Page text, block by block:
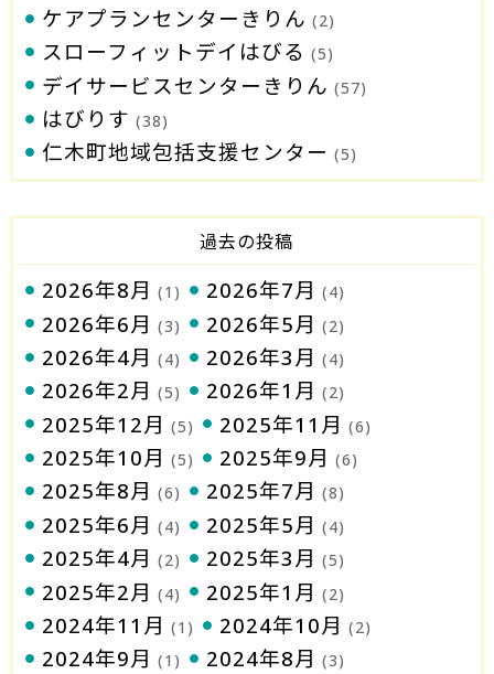
ケアプランセンターきりん (2)
スローフィットデイはびる (5)
デイサービスセンターきりん (57)
はびりす (38)
仁木町地域包括支援センター (5)
過去の投稿
2026年8月 (1) 2026年7月 (4)
2026年6月 (3) 2026年5月 (2)
2026年4月 (4) 2026年3月 (4)
2026年2月 (5) 2026年1月 (2)
2025年12月 (5) 2025年11月 (6)
2025年10月 (5) 2025年9月 (6)
2025年8月 (6) 2025年7月 (8)
2025年6月 (4) 2025年5月 (4)
2025年4月 (2) 2025年3月 (5)
2025年2月 (4) 2025年1月 (2)
2024年11月 (1) 2024年10月 (2)
2024年9月 (1) 2024年8月 (3)